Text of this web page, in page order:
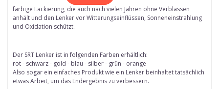
farbige Lackierung, die auch nach vielen Jahren ohne Verblassen
anhält und den Lenker vor Witterungseinflüssen, Sonneneinstrahlung
und Oxidation schützt.
Der SRT Lenker ist in folgenden Farben erhältlich:
rot - schwarz - gold - blau - silber - grün - orange
Also sogar ein einfaches Produkt wie ein Lenker beinhaltet tatsächlich
etwas Arbeit, um das Endergebnis zu verbessern.